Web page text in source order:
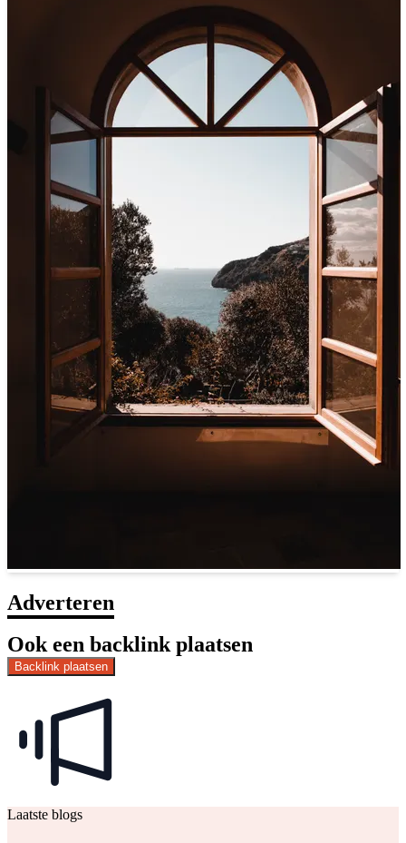
Adverteren
Ook een backlink plaatsen
Backlink plaatsen
Laatste blogs